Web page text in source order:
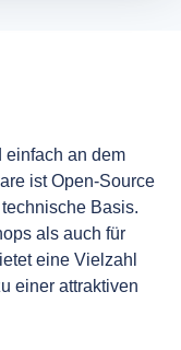
einfach an dem
ist Open-Source
Basis.
als auch für
eine Vielzahl
einer attraktiven